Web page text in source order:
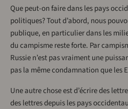
Que peut-on faire dans les pays
politiques? Tout d’abord, nous
publique, en particulier dans les
du campisme reste forte. Par
Russie n’est pas vraiment une
pas la même condamnation que les
Une autre chose est d’écrire des
des lettres depuis les pays